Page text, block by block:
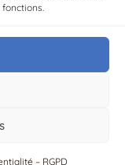
– RGPD
droits réservés.